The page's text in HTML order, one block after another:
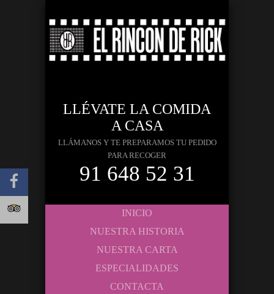
LLÉVATE LA COMIDA
A CASA
LLÁMANOS Y TE PREPARAMOS TU PEDIDO
PARA RECOGER
91 648 52 31
INICIO
NUESTRA HISTORIA
NUESTRA CARTA
ESPECIALIDADES
CONTACTA